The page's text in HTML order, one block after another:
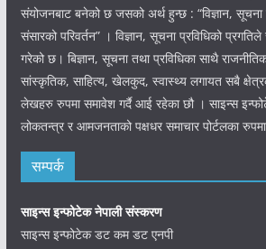
संयोजनबाट बनेको छ जसको अर्थ हुन्छ : “विज्ञान, सूचना
संसारको परिवर्तन” । विज्ञान, सूचना प्रविधिको
गरेको छ। बिज्ञान, सूचना तथा प्रविधिका साथै
सांस्कृतिक, साहित्य, खेलकुद, स्वास्थ्य लगायत सबै
लेखहरु रुपमा समावेश गर्दै आई रहेका छौ । साइन्स
लोकतन्त्र र आमजनताको पक्षधर समाचार पोर्टलका
सम्पर्क
साइन्स इन्फोटेक नेपाली संस्करण
साइन्स इन्फोटेक डट कम डट एनपी